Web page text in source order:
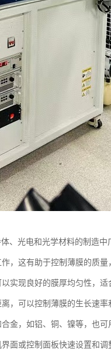
、光电和光学材料的制造
，这有助于控制薄膜的质量
实现良好的膜厚均匀性，
，可以控制薄膜的生长速
金，如铝、铜、镍等，也
面或控制面板快速设置和调